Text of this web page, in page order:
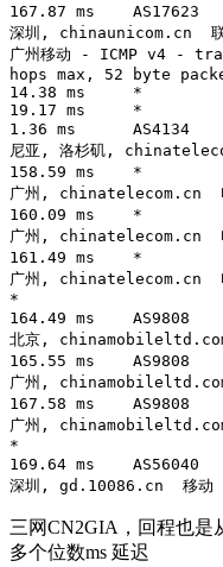
167.87 ms
深圳, chinaunicom.cn
广州移动 - ICMP v4 -
hops max, 52 byte
14.38 ms     *
19.17 ms     *
1.36 ms      AS4134
尼亚, 洛杉矶,
158.59 ms    *
广州, chinatelecom.cn
160.09 ms    *
广州, chinatelecom.cn
161.49 ms    *
广州, chinatelecom.cn
*
164.49 ms    AS9808
北京,
165.55 ms    AS9808
广州,
167.58 ms    AS9808
广州,
*
169.64 ms
深圳, gd.10086.cn  移动
三网CN2GIA，回程也是
多个位数ms 延迟